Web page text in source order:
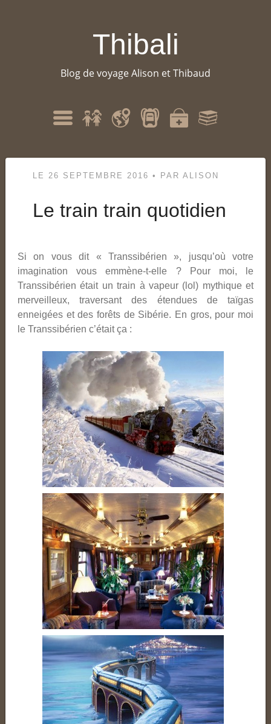
Thibali
Blog de voyage Alison et Thibaud
Menu
Qui
sommes-
?
ItinéraireMatérielSanté Bibliographie
LE 26 SEPTEMBRE 2016 • PAR ALISON
Le train train quotidien
Si on vous dit « Transsibérien », jusqu’où votre
imagination vous emmène-t-elle ?
Pour moi, le
Transsibérien était un train à vapeur (lol) mythique et
merveilleux, traversant des étendues de taïgas
enneigées et des forêts de Sibérie. En gros, pour moi
le Transsibérien c’était ça :